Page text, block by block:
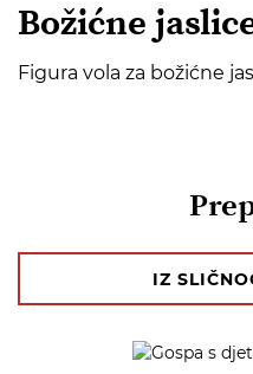
Božićne
Figura vola za božićne
IZ